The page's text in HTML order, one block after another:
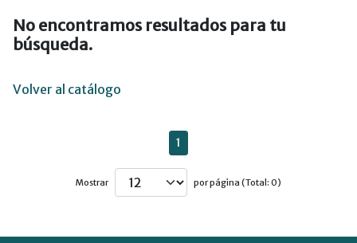
No encontramos resultados para tu
búsqueda.
Volver al catálogo
1
Mostrar por página (Total: 0)